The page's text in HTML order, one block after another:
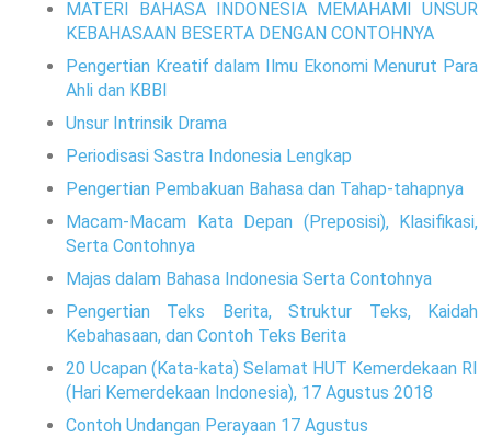
MATERI BAHASA INDONESIA MEMAHAMI UNSUR
KEBAHASAAN BESERTA DENGAN CONTOHNYA
Pengertian Kreatif dalam Ilmu Ekonomi Menurut Para
Ahli dan KBBI
Unsur Intrinsik Drama
Periodisasi Sastra Indonesia Lengkap
Pengertian Pembakuan Bahasa dan Tahap-tahapnya
Macam-Macam Kata Depan (Preposisi), Klasifikasi,
Serta Contohnya
Majas dalam Bahasa Indonesia Serta Contohnya
Pengertian Teks Berita, Struktur Teks, Kaidah
Kebahasaan, dan Contoh Teks Berita
20 Ucapan (Kata-kata) Selamat HUT Kemerdekaan RI
(Hari Kemerdekaan Indonesia), 17 Agustus 2018
Contoh Undangan Perayaan 17 Agustus